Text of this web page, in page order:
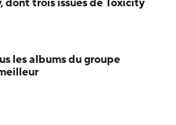
les albums du groupe